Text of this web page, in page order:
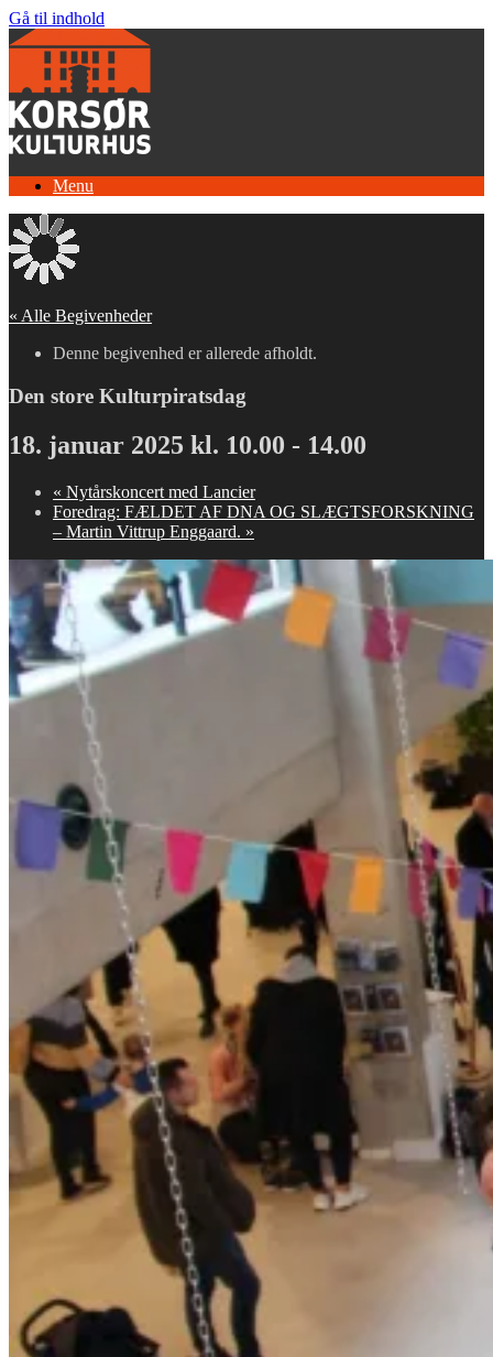
Gå til indhold
Menu
« Alle Begivenheder
Denne begivenhed er allerede afholdt.
Den store Kulturpiratsdag
18. januar 2025 kl. 10.00 - 14.00
« Nytårskoncert med Lancier
Foredrag: FÆLDET AF DNA OG SLÆGTSFORSKNING
– Martin Vittrup Enggaard. »